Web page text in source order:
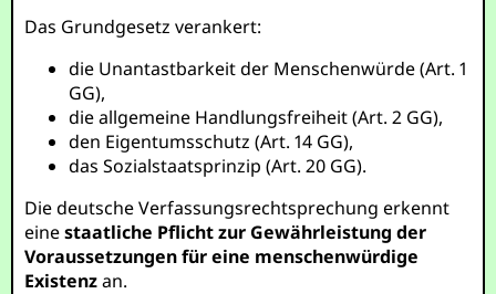
Das Grundgesetz verankert:
die Unantastbarkeit der Menschenwürde (Art. 1
GG),
die allgemeine Handlungsfreiheit (Art. 2 GG),
den Eigentumsschutz (Art. 14 GG),
das Sozialstaatsprinzip (Art. 20 GG).
Die deutsche Verfassungsrechtsprechung erkennt
einestaatliche Pflicht zur Gewährleistung der
Voraussetzungen für eine menschenwürdige
Existenzan.